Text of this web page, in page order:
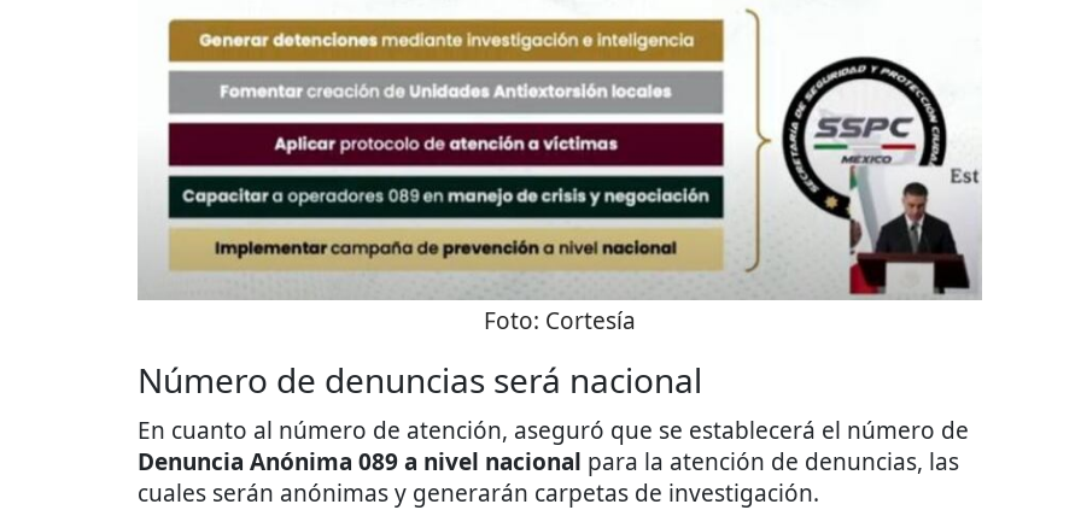
Foto: Cortesía
Número de denuncias será nacional
En cuanto al número de atención, aseguró que se establecerá el número de
Denuncia Anónima 089 a nivel nacional para la atención de denuncias, las
cuales serán anónimas y generarán carpetas de investigación.